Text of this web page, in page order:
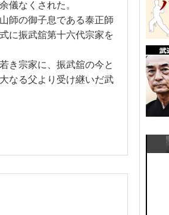
儀なくされた。
師の御子息である泰正師
に振武舘第十六代宗家を
き宗家に、振武舘の今と
なる父より受け継いだ武